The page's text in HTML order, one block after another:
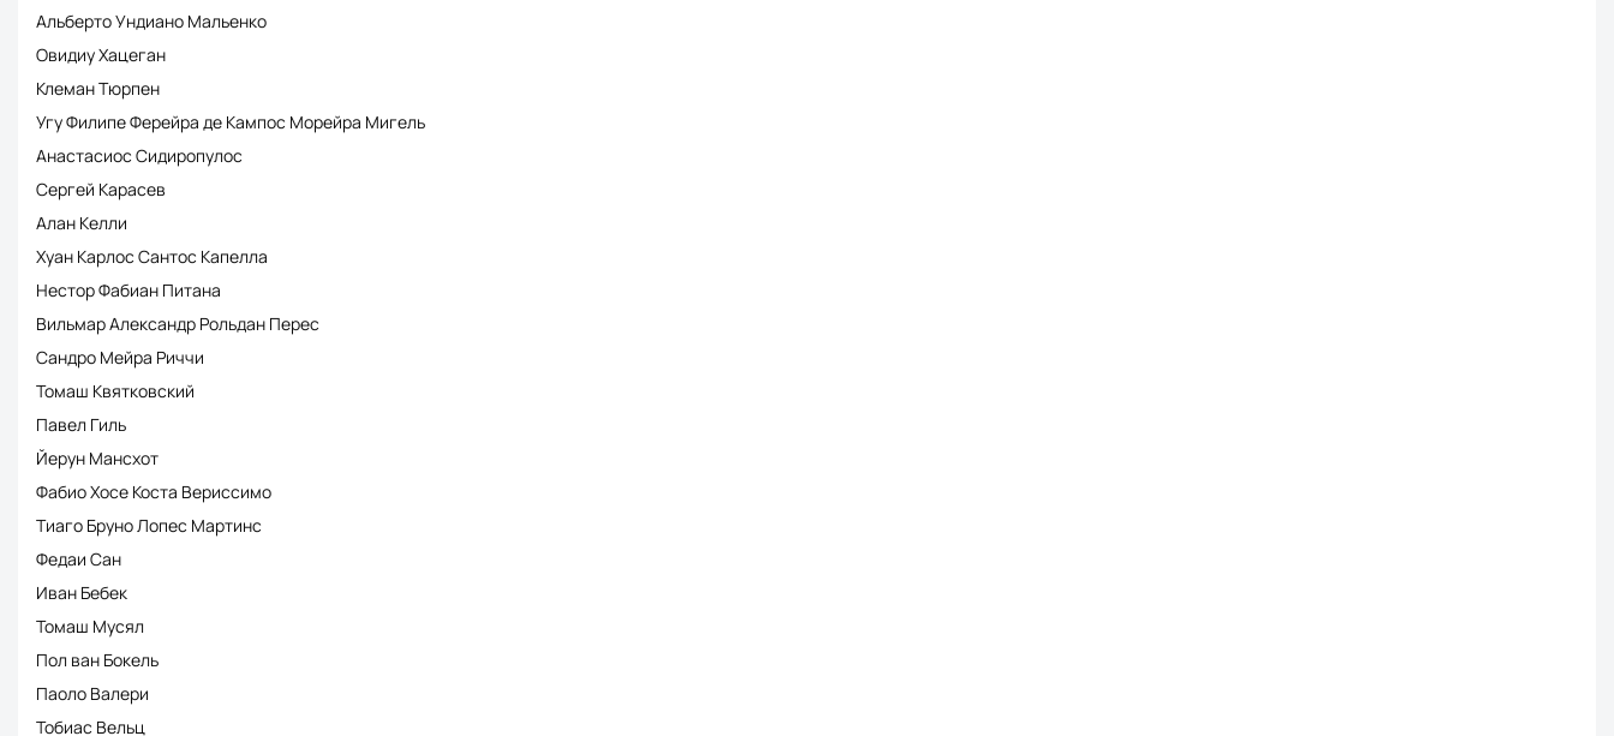
Альберто Ундиано Мальенко
Овидиу Хацеган
Клеман Тюрпен
Угу Филипе Ферейра де Кампос Морейра Мигель
Анастасиос Сидиропулос
Сергей Карасев
Алан Келли
Хуан Карлос Сантос Капелла
Нестор Фабиан Питана
Вильмар Александр Рольдан Перес
Сандро Мейра Риччи
Томаш Квятковский
Павел Гиль
Йерун Мансхот
Фабио Хосе Коста Вериссимо
Тиаго Бруно Лопес Мартинс
Федаи Сан
Иван Бебек
Томаш Мусял
Пол ван Бокель
Паоло Валери
Тобиас Вельц